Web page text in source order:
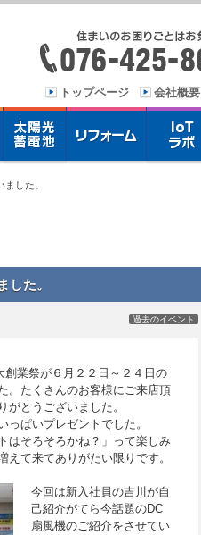
トップページ 会社概要
した。
た。
過去のイベント
創業祭が６月２２日～２４日の
。たくさんのお客様にご来店頂
がとうございました。
ぱいプレゼントでした。
はそろそろかね？」って楽しみ
えて来てありがたい限りです。
今回は新入社員の吉川が自
己紹介がてら今話題のDC
扇風機のご紹介をさせてい